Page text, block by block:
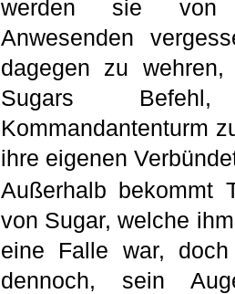
werden sie von
Anwesenden
dagegen zu
Sugars
Kommandantenturm
ihre eigenen
Außerhalb bekommt
von Sugar, welche
eine Falle war,
dennoch, sein